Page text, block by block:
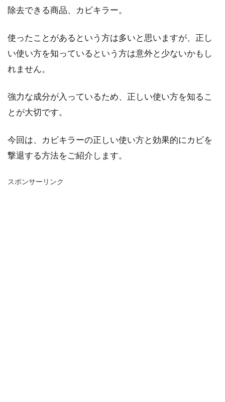
除去できる商品、カビキラー。
使ったことがあるという方は多いと思いますが、正し
い使い方を知っているという方は意外と少ないかもし
れません。
強力な成分が入っているため、正しい使い方を知るこ
とが大切です。
今回は、カビキラーの正しい使い方と効果的にカビを
撃退する方法をご紹介します。
スポンサーリンク